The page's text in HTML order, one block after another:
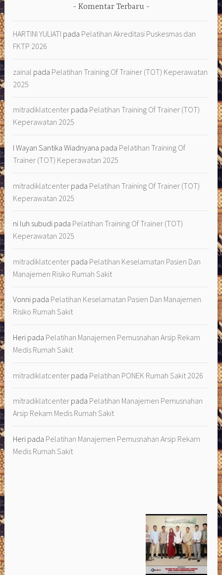
Komentar Terbaru
HARTINI YULIATI pada Pelatihan Akreditasi Puskesmas dan
FKTP 2026
zainal pada Pelatihan Training Of Trainer (TOT) Keperawatan
2025
mitradiklatcenter pada Pelatihan Training Of Trainer (TOT)
Keperawatan 2025
I Wayan Santika Wiadnyana pada Pelatihan Training Of
Trainer (TOT) Keperawatan 2025
mitradiklatcenter pada Pelatihan Training Of Trainer (TOT)
Keperawatan 2025
ni luh subudi pada Pelatihan Training Of Trainer (TOT)
Keperawatan 2025
mitradiklatcenter pada Pelatihan Keselamatan Pasien Dan
Manajemen Risiko Rumah Sakit
Vonni pada Pelatihan Keselamatan Pasien Dan Manajemen
Risiko Rumah Sakit
Heri pada Pelatihan Manajemen Pemusnahan Arsip Rekam
Medis Rumah Sakit
mitradiklatcenter pada Pelatihan PONEK Rumah Sakit 2026
mitradiklatcenter pada Pelatihan Manajemen Pemusnahan
Arsip Rekam Medis Rumah Sakit
Heri pada Pelatihan Manajemen Pemusnahan Arsip Rekam
Medis Rumah Sakit